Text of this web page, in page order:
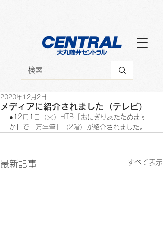
メディアに紹介されました（テレビ）
2020年12月2日
●12月1日（火）HTB「おにぎりあたためます
か
で「万年筆」（2階）が紹介されました。
最新記事 すべて表示